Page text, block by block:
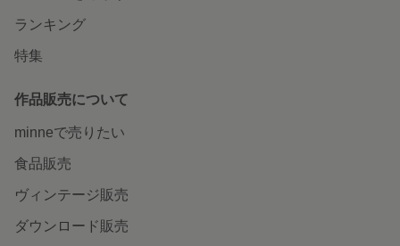
ランキング
特集
作品販売について
minneで売りたい
食品販売
ヴィンテージ販売
ダウンロード販売